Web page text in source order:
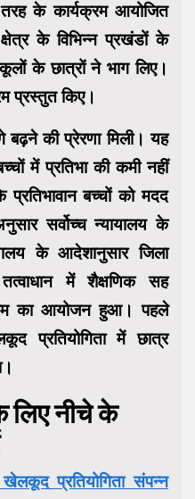
के कार्यक्रम आयोजित
के विभिन्न प्रखंडों के
के छात्रों ने भाग लिए।
प्रस्तुत किए।
की प्रेरणा मिली। यह
में प्रतिभा की कमी नहीं
बच्चों को मदद
सर्वोच्च न्यायालय के
के आदेशानुसार जिला
में शैक्षणिक सह
का आयोजन हुआ। पहले
प्रतियोगिता में छात्र
नीचे के
प्रतियोगिता संपन्न